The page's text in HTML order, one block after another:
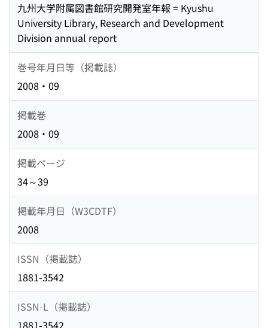
九州大学附属図書館研究開発室年報 = Kyushu
University Library, Research and Development
Division annual report
巻号年月日等（掲載誌）
2008・09
掲載巻
2008・09
掲載ページ
34～39
掲載年月日（W3CDTF）
2008
ISSN（掲載誌）
1881-3542
ISSN-L（掲載誌）
1881-3542